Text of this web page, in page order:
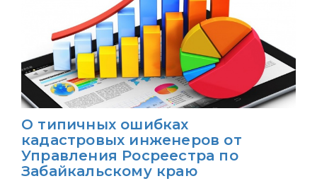
О типичных ошибках
кадастровых инженеров от
Управления Росреестра по
Забайкальскому краю